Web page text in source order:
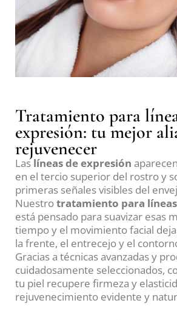
Tratamiento para
expresión: tu mejor
rejuvenecer
Laslíneas de expresión
en el tercio superior del rostro y
primeras señales visibles del
Nuestrotratamiento para
está pensado para suavizar esas
tiempo y el movimiento facial
la frente, el entrecejo y el
Gracias a técnicas avanzadas y
cuidadosamente seleccionados,
tu piel recupere firmeza y
rejuvenecimiento evidente y